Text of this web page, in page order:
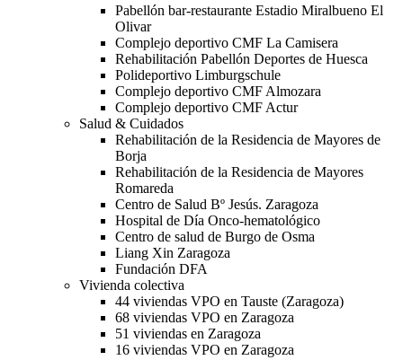
Pabellón bar-restaurante Estadio Miralbueno El
Olivar
Complejo deportivo CMF La Camisera
Rehabilitación Pabellón Deportes de Huesca
Polideportivo Limburgschule
Complejo deportivo CMF Almozara
Complejo deportivo CMF Actur
Salud & Cuidados
Rehabilitación de la Residencia de Mayores de
Borja
Rehabilitación de la Residencia de Mayores
Romareda
Centro de Salud Bº Jesús. Zaragoza
Hospital de Día Onco-hematológico
Centro de salud de Burgo de Osma
Liang Xin Zaragoza
Fundación DFA
Vivienda colectiva
44 viviendas VPO en Tauste (Zaragoza)
68 viviendas VPO en Zaragoza
51 viviendas en Zaragoza
16 viviendas VPO en Zaragoza